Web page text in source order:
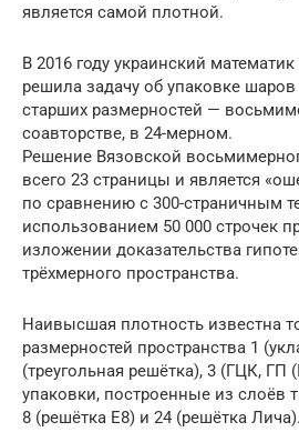
является самой плотной.
В 2016 году украинский
решила задачу об упаковке шаров
старших размерностей —
соавторстве, в 24-мерном.
Решение Вязовской
всего 23 страницы и является
по сравнению с 300-страничным
использованием 50 000 строчек
изложении доказательства
трёхмерного пространства.
Наивысшая плотность известна
размерностей пространства 1
(треугольная решётка), 3 (ГЦК, ГП
упаковки, построенные из слоёв
8 (решётка E8) и 24 (решётка Лича).